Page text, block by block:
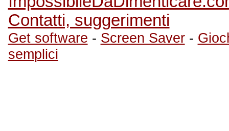
Contatti, suggerimenti
Get software - Screen Saver-
semplici